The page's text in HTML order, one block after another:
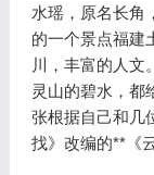
水瑶，原名长角
的一个景点福建
川，丰富的人文
灵山的碧水，都
张根据自己和几
找》改编的**《